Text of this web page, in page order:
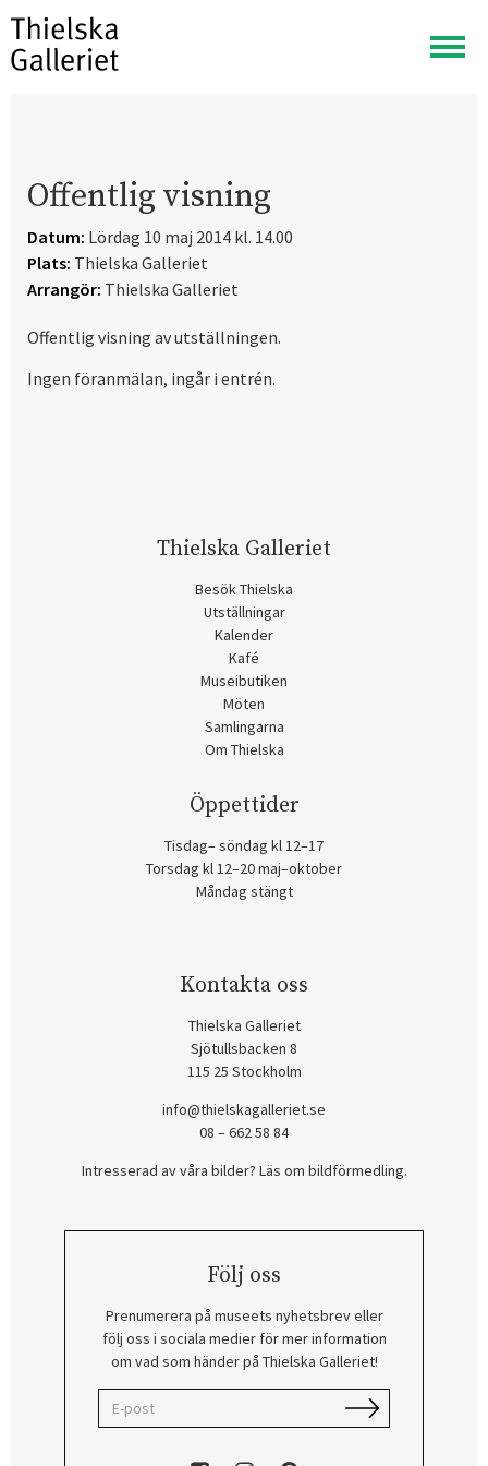
Visa
meny
Offentlig visning
Datum: Lördag 10 maj 2014 kl. 14.00
Plats: Thielska Galleriet
Arrangör: Thielska Galleriet
Offentlig visning av utställningen.
Ingen föranmälan, ingår i entrén.
Thielska Galleriet
Besök Thielska
Utställningar
Kalender
Kafé
Museibutiken
Möten
Samlingarna
Om Thielska
Öppettider
Tisdag– söndag kl 12–17
Torsdag kl 12–20 maj–oktober
Måndag stängt
Kontakta oss
Thielska Galleriet
Sjötullsbacken 8
115 25 Stockholm
info@thielskagalleriet.se
08 – 662 58 84
Intresserad av våra bilder? Läs om bildförmedling.
Följ oss
Prenumerera på museets nyhetsbrev eller
följ oss i sociala medier för mer information
om vad som händer på Thielska Galleriet!